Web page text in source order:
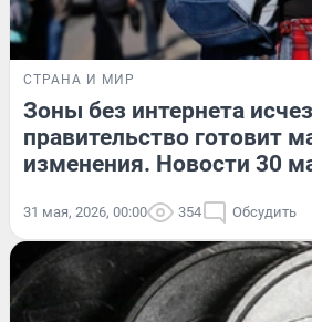
СТРАНА И МИР
Зоны без интернета
правительство готовит
изменения. Новости 30
31 мая, 2026, 00:00 354 Обсудить